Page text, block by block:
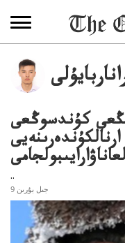
كۇندسوڭعى
ارنالكۇندەرىنەيى
..
9 جىل بۇرىن